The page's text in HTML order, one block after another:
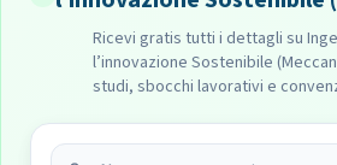
Ricevi gratis tutti i dettagli su
l’innovazione Sostenibile
studi, sbocchi lavorativi e